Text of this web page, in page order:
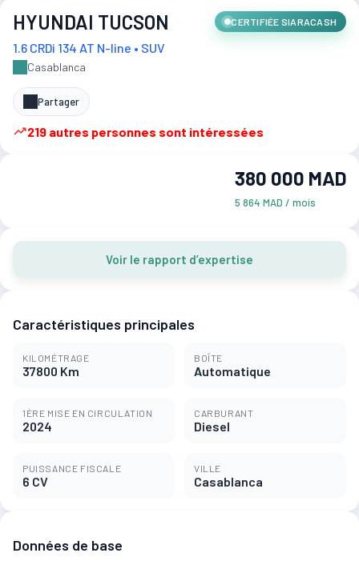
HYUNDAI TUCSON CERTIFIÉE SIARACASH
1.6 CRDi 134 AT N-line • SUV
Casablanca
Partager
219 autres personnes sont intéressées
380 000 MAD
5 864 MAD / mois
Voir le rapport d’expertise
Caractéristiques principales
KILOMÉTRAGE
37800 Km
BOÎTE
Automatique
1ÈRE MISE EN CIRCULATION
2024
CARBURANT
Diesel
PUISSANCE FISCALE
6 CV
VILLE
Casablanca
Données de base